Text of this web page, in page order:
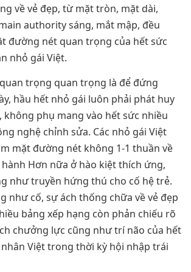
về vẻ đẹp, từ mặt tròn, mặt dài,
authority sáng, mắt mập, đều
đường nét quan trọng của hết sức
nhỏ gái Việt.
trọng quan trọng là để đứng
hầu hết nhỏ gái luôn phải phát huy
không phụ mang vào hết sức nhiều
nghệ chỉnh sửa. Các nhỏ gái Việt
mặt đường nét không 1-1 thuần về
Hơn nữa ở hào kiệt thích ứng,
như truyền hứng thú cho cố hệ trẻ.
như cố, sự ách thống chữa về vẻ đẹp
bảng xếp hạng còn phản chiếu rõ
chưởng lực cũng như trí não của hết
Việt trong thời kỳ hội nhập trái